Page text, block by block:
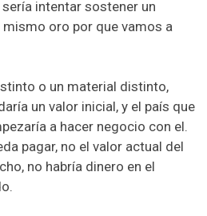
intentar sostener un
mismo oro por que vamos a
o un material distinto,
un valor inicial, y el país que
a hacer negocio con el.
pagar, no el valor actual del
no habría dinero en el